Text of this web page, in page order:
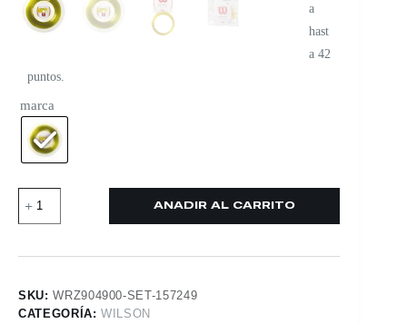
a
hast
a 42
puntos.
marca
AÑADIR AL CARRITO
SKU:WRZ904900-SET-157249
CATEGORÍA:WILSON